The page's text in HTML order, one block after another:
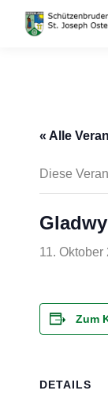
« Alle
Diese
11. Oktober
Zum
DETAILS